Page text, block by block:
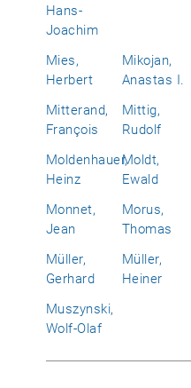
Hans-
Joachim
Mies,
Herbert
Mikojan,
Anastas I.
Mitterand,
François
Mittig,
Rudolf
Moldenhauer,
Heinz
Moldt,
Ewald
Monnet,
Jean
Morus,
Thomas
Müller,
Gerhard
Müller,
Heiner
Muszynski,
Wolf-Olaf